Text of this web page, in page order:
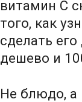
витамин С
того, как
сделать
дешево и
Не блюдо, а